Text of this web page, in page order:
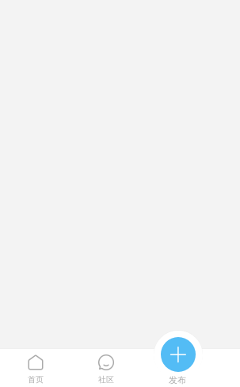

首页

社区

发布